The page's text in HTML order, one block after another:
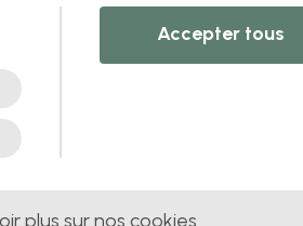
45 cm
Accepter tous
plus sur nos cookies